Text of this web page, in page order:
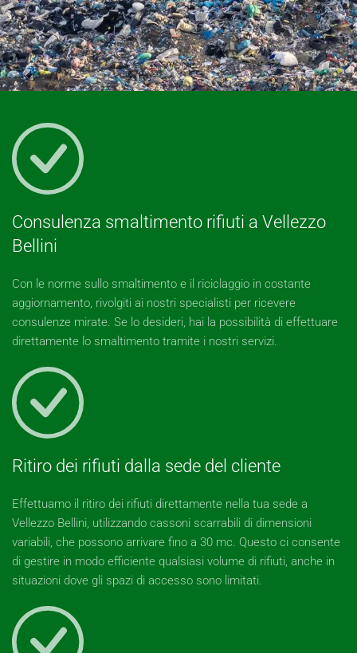
Consulenza smaltimento rifiuti a Vellezzo
Bellini
Con le norme sullo smaltimento e il riciclaggio in costante
aggiornamento, rivolgiti ai nostri specialisti per ricevere
consulenze mirate. Se lo desideri, hai la possibilità di effettuare
direttamente lo smaltimento tramite i nostri servizi.
Ritiro dei rifiuti dalla sede del cliente
Effettuamo il ritiro dei rifiuti direttamente nella tua sede a
Vellezzo Bellini, utilizzando cassoni scarrabili di dimensioni
variabili, che possono arrivare fino a 30 mc. Questo ci consente
di gestire in modo efficiente qualsiasi volume di rifiuti, anche in
situazioni dove gli spazi di accesso sono limitati.